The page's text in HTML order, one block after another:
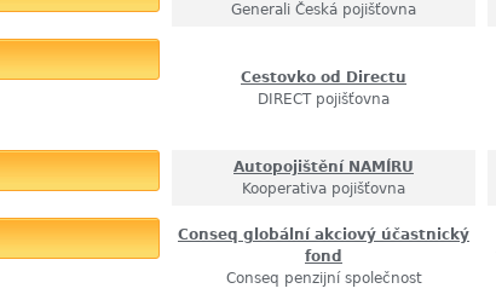
Generali Česká pojišťovna
Cestovko od Directu
DIRECT pojišťovna
Autopojištění NAMÍRU
Kooperativa pojišťovna
Conseq globální akciový účastnický
fond
Conseq penzijní společnost